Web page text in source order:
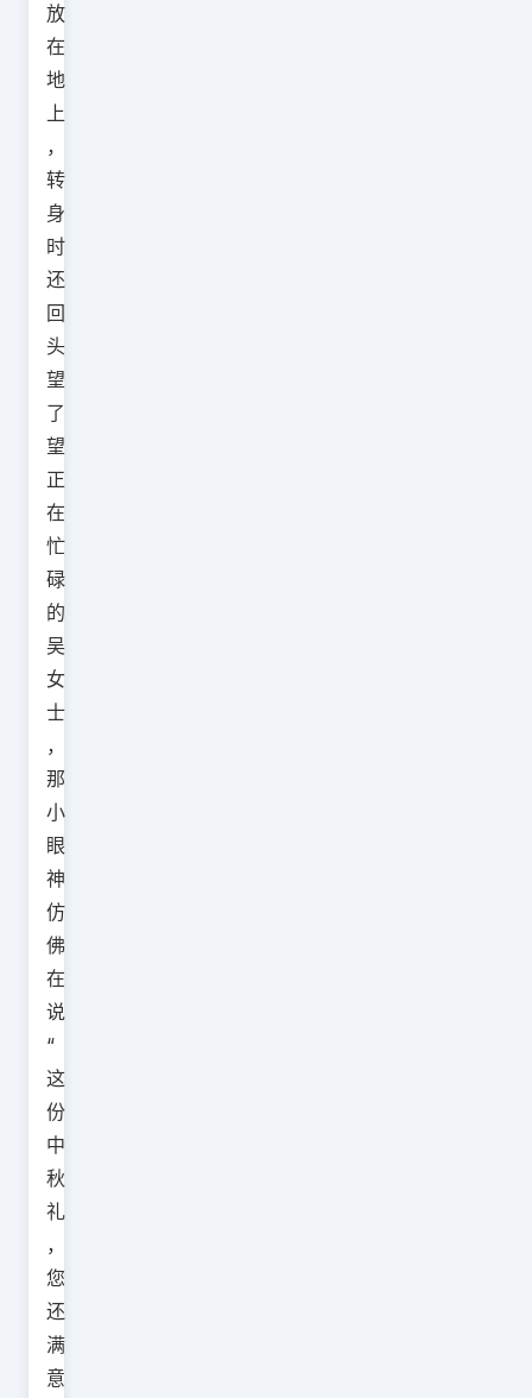
放
在
地
上
，
转
身
时
还
回
头
望
了
望
正
在
忙
碌
的
吴
女
士
，
那
小
眼
神
仿
佛
在
说
“
这
份
中
秋
礼
，
您
还
满
意